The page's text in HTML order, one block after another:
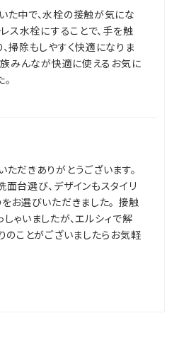
た中で、水栓の接触が気にな
ス水栓にすることで、手を触
掃除もしやすく快適になりま
族みんなが快適に使えるお気に
だきありがとうございます。
台選び、デザインもスタイリ
お選びいただきました。 接触
ゃいましたが、エルシィで解
のことがございましたらお気軽